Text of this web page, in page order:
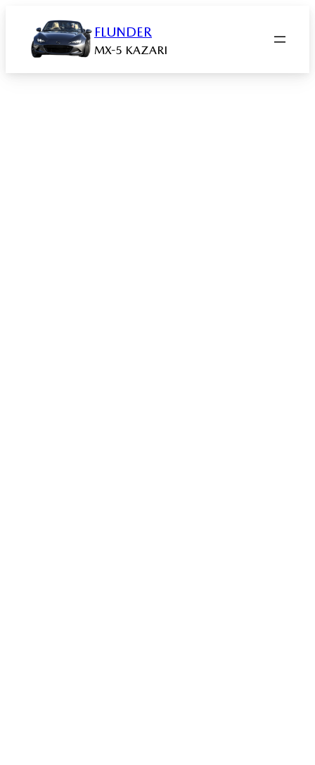
springen
FLUNDER
MX-5 KAZARI